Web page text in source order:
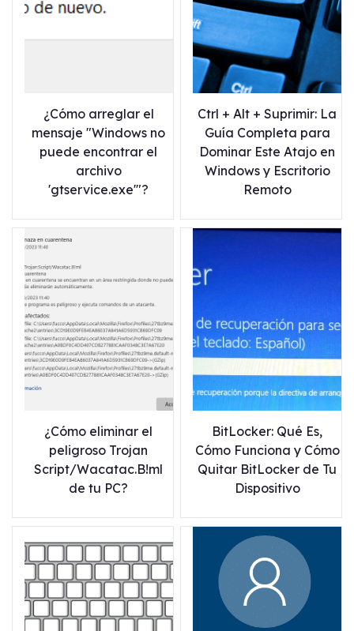
¿Cómo arreglar el
mensaje "Windows no
puede encontrar el
archivo
'gtservice.exe'"?
Ctrl + Alt + Suprimir: La
Guía Completa para
Dominar Este Atajo en
Windows y Escritorio
Remoto
¿Cómo eliminar el
peligroso Trojan
Script/Wacatac.B!ml
de tu PC?
BitLocker: Qué Es,
Cómo Funciona y Cómo
Quitar BitLocker de Tu
Dispositivo